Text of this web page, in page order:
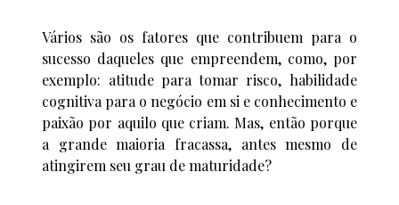
Vários são os fatores que contribuem para o
sucesso daqueles que empreendem, como, por
exemplo: atitude para tomar risco, habilidade
cognitiva para o negócio em si e conhecimento e
paixão por aquilo que criam. Mas, então porque
a grande maioria fracassa, antes mesmo de
atingirem seu grau de maturidade?